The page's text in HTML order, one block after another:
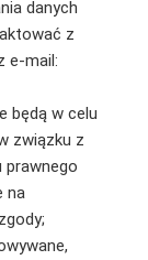
danych
z
e-mail:
będą w celu
związku z
prawnego
na